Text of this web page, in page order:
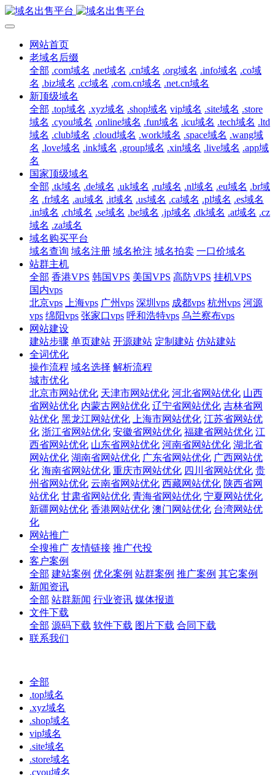
网站首页
老域名后缀
全部 .com域名 .net域名 .cn域名 .org域名 .info域名 .co域
名 .biz域名 .cc域名 .com.cn域名 .net.cn域名
新顶级域名
全部 .top域名 .xyz域名 .shop域名 vip域名 .site域名 .store
域名 .cyou域名 .online域名 .fun域名 .icu域名 .tech域名 .ltd
域名 .club域名 .cloud域名 .work域名 .space域名 .wang域
名 .love域名 .ink域名 .group域名 .xin域名 .live域名 .app域
名
国家顶级域名
全部 .tk域名 .de域名 .uk域名 .ru域名 .nl域名 .eu域名 .br域
名 .fr域名 .au域名 .it域名 .us域名 .ca域名 .pl域名 .es域名
.in域名 .ch域名 .se域名 .be域名 .jp域名 .dk域名 .at域名 .cz
域名 .za域名
域名购买平台
域名查询 域名注册 域名抢注 域名拍卖 一口价域名
站群主机
全部 香港VPS 韩国VPS 美国VPS 高防VPS 挂机VPS
国内vps
北京vps
上海vps 广州vps 深圳vps 成都vps 杭州vps 河源
vps 绵阳vps 张家口vps 呼和浩特vps 乌兰察布vps
网站建设
建站步骤 单页建站 开源建站 定制建站 仿站建站
全词优化
操作流程 域名选择 解析流程
城市优化
北京市网站优化 天津市网站优化 河北省网站优化 山西
省网站优化 内蒙古网站优化 辽宁省网站优化 吉林省网
站优化 黑龙江网站优化 上海市网站优化 江苏省网站优
化 浙江省网站优化 安徽省网站优化 福建省网站优化 江
西省网站优化 山东省网站优化 河南省网站优化 湖北省
网站优化 湖南省网站优化 广东省网站优化 广西网站优
化 海南省网站优化 重庆市网站优化 四川省网站优化 贵
州省网站优化 云南省网站优化 西藏网站优化 陕西省网
站优化 甘肃省网站优化 青海省网站优化 宁夏网站优化
新疆网站优化 香港网站优化 澳门网站优化 台湾网站优
化
网站推广
全搜推广 友情链接 推广代投
客户案例
全部 建站案例 优化案例 站群案例 推广案例 其它案例
新闻资讯
全部 站群新闻 行业资讯 媒体报道
文件下载
全部 源码下载 软件下载 图片下载 合同下载
联系我们
全部
.top域名
.xyz域名
.shop域名
vip域名
.site域名
.store域名
.cyou域名